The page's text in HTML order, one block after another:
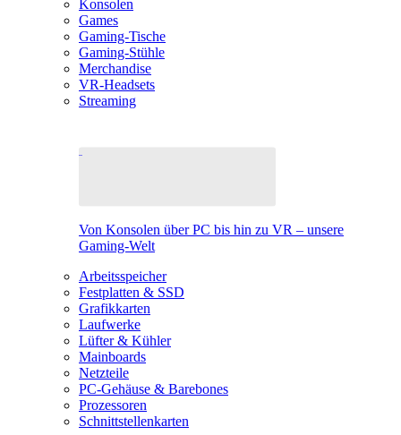
Konsolen
Games
Gaming-Tische
Gaming-Stühle
Merchandise
VR-Headsets
Streaming
Von Konsolen über PC bis hin zu VR – unsere
Gaming-Welt
Arbeitsspeicher
Festplatten & SSD
Grafikkarten
Laufwerke
Lüfter & Kühler
Mainboards
Netzteile
PC-Gehäuse & Barebones
Prozessoren
Schnittstellenkarten